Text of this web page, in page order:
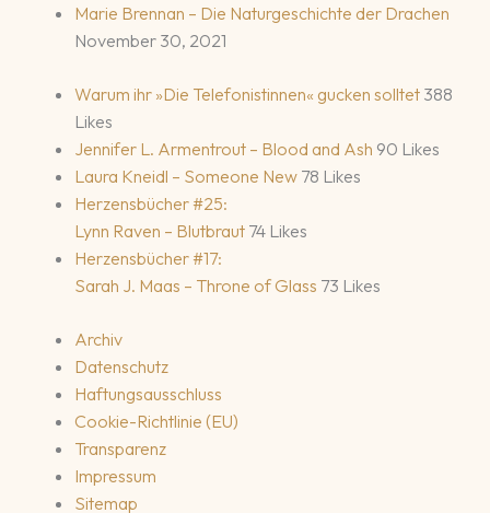
Marie Brennan – Die Naturgeschichte der Drachen
November 30, 2021
Warum ihr »Die Telefonistinnen« gucken solltet 388
Likes
Jennifer L. Armentrout – Blood and Ash 90 Likes
Laura Kneidl – Someone New 78 Likes
Herzensbücher #25:
Lynn Raven – Blutbraut 74 Likes
Herzensbücher #17:
Sarah J. Maas – Throne of Glass 73 Likes
Archiv
Datenschutz
Haftungsausschluss
Cookie-Richtlinie (EU)
Transparenz
Impressum
Sitemap